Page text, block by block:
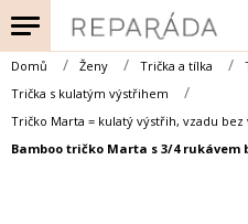
na
obsah
Domů Ženy Trička a tílka
Trička s kulatým výstřihem
Tričko Marta = kulatý výstřih, vzadu bez
Bamboo tričko Marta s 3/4 rukávem